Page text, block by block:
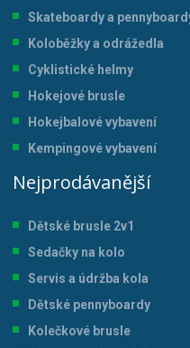
Skateboardy a
Koloběžky a odrážedla
Cyklistické helmy
Hokejové brusle
Hokejbalové vybavení
Kempingové vybavení
Nejprodávanější
Dětské brusle 2v1
Sedačky na kolo
Servis a údržba kola
Dětské pennyboardy
Kolečkové brusle